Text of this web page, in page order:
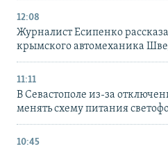
12:08
Журналист Есипенко
крымского автомеханика
11:11
В Севастополе из-за
менять схему питания
10:45